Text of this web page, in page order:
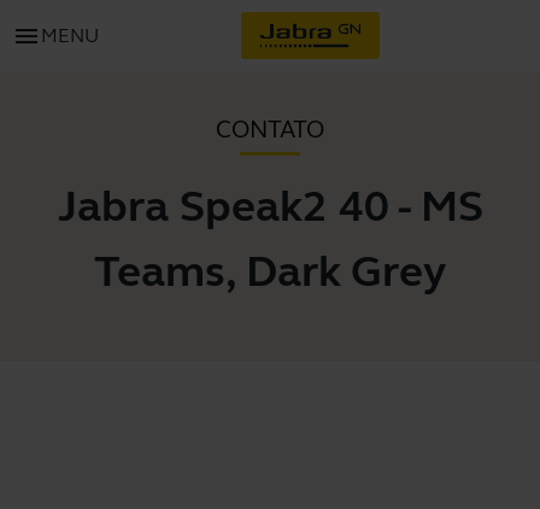
menu MENU
CONTATO
Jabra Speak2 40 - MS
Teams, Dark Grey